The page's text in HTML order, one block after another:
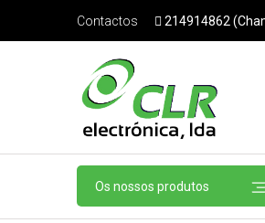
Contactos 214914862
Os nossos produtos